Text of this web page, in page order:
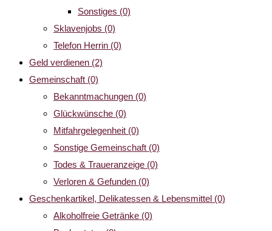
Sonstiges (0)
Sklavenjobs (0)
Telefon Herrin (0)
Geld verdienen (2)
Gemeinschaft (0)
Bekanntmachungen (0)
Glückwünsche (0)
Mitfahrgelegenheit (0)
Sonstige Gemeinschaft (0)
Todes & Traueranzeige (0)
Verloren & Gefunden (0)
Geschenkartikel, Delikatessen & Lebensmittel (0)
Alkoholfreie Getränke (0)